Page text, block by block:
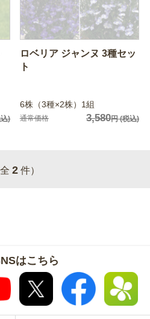
)
ロベリア ジャンヌ 3種セッ
ト
6株（3種×2株）1組
通常価格 3,580円(税込)
全 2 件）
はこちら